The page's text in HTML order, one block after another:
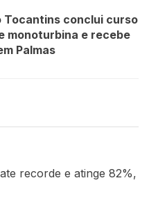
Tocantins conclui curso
monoturbina e recebe
Palmas
recorde e atinge 82%,